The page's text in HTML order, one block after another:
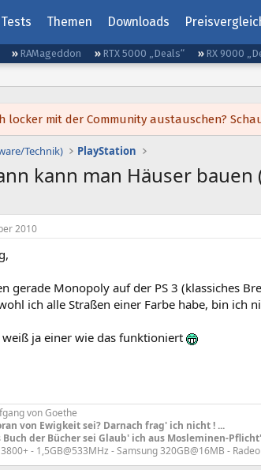
Tests Themen Downloads
RAMageddon RTX 5000 „Deals“ RX 9000
locker mit der Community austauschen?
Technik) PlayStation
kann man Häuser
2010
gerade Monopoly auf der PS 3 (klassiches
ich alle Straßen einer Farbe habe, bin ich
ja einer wie das funktioniert
von Goethe
von Ewigkeit sei? Darnach frag' ich nicht ! ...
Buch der Bücher sei Glaub' ich aus Mosleminen-
- 1,5GB@533MHz - Samsung 320GB@16MB -